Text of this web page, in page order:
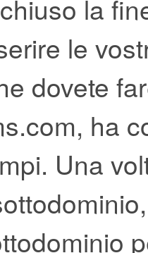
la
le
dovete
ha
Una